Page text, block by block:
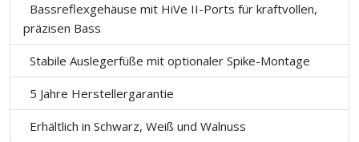
Bassreflexgehäuse mit HiVe II-Ports für kraftvollen,
präzisen Bass
Stabile Auslegerfüße mit optionaler Spike-Montage
5 Jahre Herstellergarantie
Erhältlich in Schwarz, Weiß und Walnuss